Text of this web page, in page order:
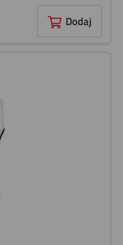
Dodaj